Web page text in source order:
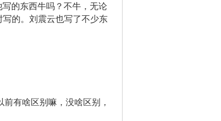
的东西牛吗？不牛，无论
的。刘震云也写了不少东
有啥区别嘛，没啥区别，